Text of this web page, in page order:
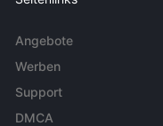
Angebote
Werben
Support
DMCA